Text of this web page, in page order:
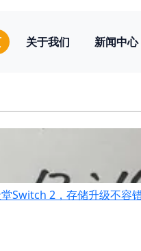
关于我们 新闻中心
Switch 2，存储升级不容